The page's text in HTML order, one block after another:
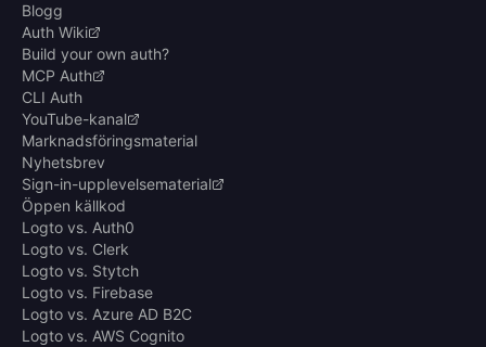
Blogg
Auth Wiki
Build your own auth?
MCP Auth
CLI Auth
YouTube-kanal
Marknadsföringsmaterial
Nyhetsbrev
Sign-in-upplevelsematerial
Öppen källkod
Logto vs. Auth0
Logto vs. Clerk
Logto vs. Stytch
Logto vs. Firebase
Logto vs. Azure AD B2C
Logto vs. AWS Cognito